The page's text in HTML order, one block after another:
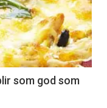
som god som